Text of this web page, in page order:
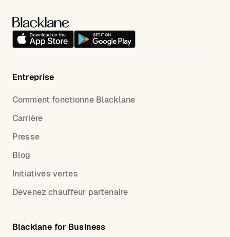
Entreprise
Comment fonctionne Blacklane
Carrière
Presse
Blog
Initiatives vertes
Devenez chauffeur partenaire
Blacklane for Business